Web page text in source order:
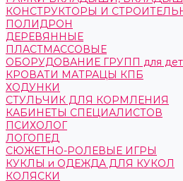
КОНСТРУКТОРЫ И
ПОЛИДРОН
ДЕРЕВЯННЫЕ
ПЛАСТМАССОВЫЕ
ОБОРУДОВАНИЕ ГРУПП для
КРОВАТИ МАТРАЦЫ КПБ
ХОДУНКИ
СТУЛЬЧИК ДЛЯ КОРМЛЕНИЯ
КАБИНЕТЫ СПЕЦИАЛИСТОВ
ПСИХОЛОГ
ЛОГОПЕД
СЮЖЕТНО-РОЛЕВЫЕ ИГРЫ
КУКЛЫ и ОДЕЖДА ДЛЯ КУКОЛ
КОЛЯСКИ